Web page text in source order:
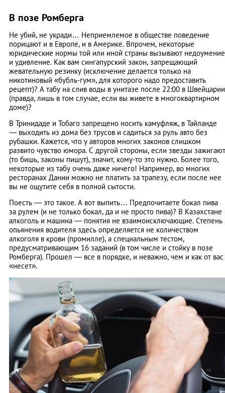
В позе Ромберга
Не убий, не укради… Неприемлемое в обществе поведение
порицают и в Европе, и в Америке. Впрочем, некоторые
юридические нормы той или иной страны вызывают недоумение
и удивление. Как вам сингапурский закон, запрещающий
жевательную резинку (исключение делается только на
никотиновый «бубль-гум», для которого надо предоставить
рецепт)? А табу на слив воды в унитазе после 22:00 в Швейцарии
(правда, лишь в том случае, если вы живете в многоквартирном
доме)?
В Тринидаде и Тобаго запрещено носить камуфляж, в Тайланде
— выходить из дома без трусов и садиться за руль авто без
рубашки. Кажется, что у авторов многих законов слишком
развито чувство юмора. С другой стороны, если звезды зажигают
(то бишь, законы пишут), значит, кому-то это нужно. Более того,
некоторые из табу очень даже ничего! Например, во многих
ресторанах Дании можно не платить за трапезу, если после нее
вы не ощутите себя в полной сытости.
Поесть — это такое. А вот выпить… Предпочитаете бокал пива
за рулем (и не только бокал, да и не просто пива)? В Казахстане
алкоголь и машина — понятия не взаимоисключающие. Степень
опьянения водителя здесь определяется не количеством
алкоголя в крови (промилле), а специальным тестом,
предусматривающим 16 заданий (в том числе и стойку в позе
Ромберга). Прошел — все в порядке, и неважно, чем и как от вас
«несет».